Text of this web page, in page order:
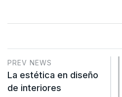
PREV NEWS
La estética en diseño
de interiores